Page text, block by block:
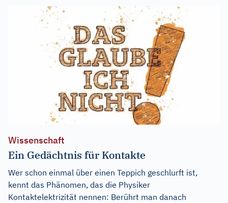
Wissenschaft
Ein Gedächtnis für Kontakte
Wer schon einmal über einen Teppich geschlurft ist,
kennt das Phänomen, das die Physiker
Kontaktelektrizität nennen: Berührt man danach